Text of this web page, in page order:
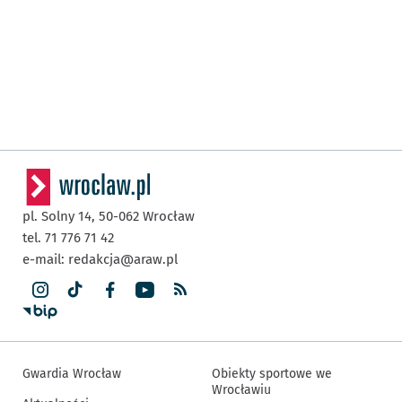
pl. Solny 14, 50-062 Wrocław
tel. 71 776 71 42
e-mail: redakcja@araw.pl
Gwardia Wrocław
Obiekty sportowe we
Wrocławiu